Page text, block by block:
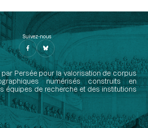
Suivez-nous
Persée pour la valorisation de corpus
numérisés construits en
équipes de recherche et des institutions